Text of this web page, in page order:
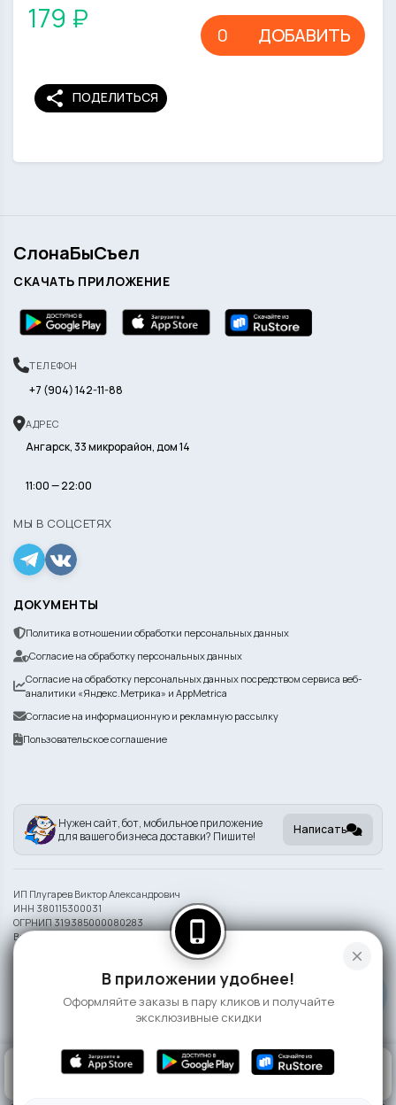
179 ₽
ДОБАВИТЬ
share ПОДЕЛИТЬСЯ
СлонаБыСъел
СКАЧАТЬ ПРИЛОЖЕНИЕ
ТЕЛЕФОН
+7 (904) 142-11-88
АДРЕС
Ангарск, 33 микрорайон, дом 14
11:00 — 22:00
МЫ В СОЦСЕТЯХ
ДОКУМЕНТЫ
Политика в отношении обработки персональных данных
Согласие на обработку персональных данных
Согласие на обработку персональных данных посредством сервиса веб-
аналитики «Яндекс.Метрика» и AppMetrica
Согласие на информационную и рекламную рассылку
Пользовательское соглашение
Нужен сайт, бот, мобильное приложение
для вашего бизнеса доставки? Пишите!
Написать
ИП Плугарев Виктор Александрович
ИНН 380115300031
ОГРНИП 319385000080283
Внешний вид блюд может отличаться от представленного на фото.
Информация на сайте носит справочный характер и не является публичной
2026 СлонаБыСъел
ГЛАВНАЯ
КОРЗИНА
0 ₽
ВОЙТИ
close
phone_iphone
В приложении удобнее!
Оформляйте заказы в пару кликов и получайте
эксклюзивные скидки